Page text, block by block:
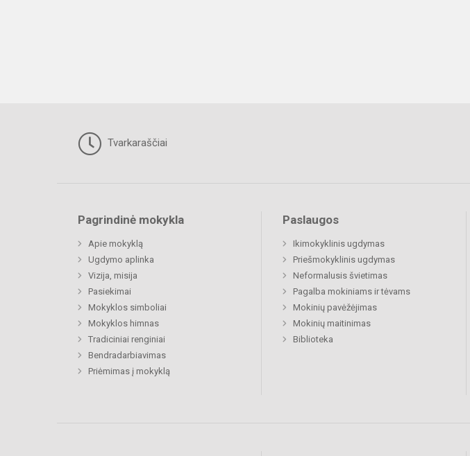
Tvarkaraščiai
Pagrindinė mokykla
Apie mokyklą
Ugdymo aplinka
Vizija, misija
Pasiekimai
Mokyklos simboliai
Mokyklos himnas
Tradiciniai renginiai
Bendradarbiavimas
Priėmimas į mokyklą
Paslaugos
Ikimokyklinis ugdymas
Priešmokyklinis ugdymas
Neformalusis švietimas
Pagalba mokiniams ir tėvams
Mokinių pavėžėjimas
Mokinių maitinimas
Biblioteka